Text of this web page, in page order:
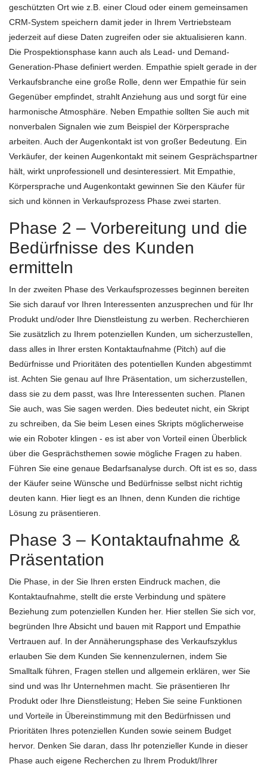
geschützten Ort wie z.B. einer Cloud oder einem gemeinsamen
CRM-System speichern damit jeder in Ihrem Vertriebsteam
jederzeit auf diese Daten zugreifen oder sie aktualisieren kann.
Die Prospektionsphase kann auch als Lead- und Demand-
Generation-Phase definiert werden. Empathie spielt gerade in der
Verkaufsbranche eine große Rolle, denn wer Empathie für sein
Gegenüber empfindet, strahlt Anziehung aus und sorgt für eine
harmonische Atmosphäre. Neben Empathie sollten Sie auch mit
nonverbalen Signalen wie zum Beispiel der Körpersprache
arbeiten. Auch der Augenkontakt ist von großer Bedeutung. Ein
Verkäufer, der keinen Augenkontakt mit seinem Gesprächspartner
hält, wirkt unprofessionell und desinteressiert. Mit Empathie,
Körpersprache und Augenkontakt gewinnen Sie den Käufer für
sich und können in Verkaufsprozess Phase zwei starten.
Phase 2 – Vorbereitung und die
Bedürfnisse des Kunden
ermitteln
In der zweiten Phase des Verkaufsprozesses beginnen bereiten
Sie sich darauf vor Ihren Interessenten anzusprechen und für Ihr
Produkt und/oder Ihre Dienstleistung zu werben. Recherchieren
Sie zusätzlich zu Ihrem potenziellen Kunden, um sicherzustellen,
dass alles in Ihrer ersten Kontaktaufnahme (Pitch) auf die
Bedürfnisse und Prioritäten des potentiellen Kunden abgestimmt
ist. Achten Sie genau auf Ihre Präsentation, um sicherzustellen,
dass sie zu dem passt, was Ihre Interessenten suchen. Planen
Sie auch, was Sie sagen werden. Dies bedeutet nicht, ein Skript
zu schreiben, da Sie beim Lesen eines Skripts möglicherweise
wie ein Roboter klingen - es ist aber von Vorteil einen Überblick
über die Gesprächsthemen sowie mögliche Fragen zu haben.
Führen Sie eine genaue Bedarfsanalyse durch. Oft ist es so, dass
der Käufer seine Wünsche und Bedürfnisse selbst nicht richtig
deuten kann. Hier liegt es an Ihnen, denn Kunden die richtige
Lösung zu präsentieren.
Phase 3 – Kontaktaufnahme &
Präsentation
Die Phase, in der Sie Ihren ersten Eindruck machen, die
Kontaktaufnahme, stellt die erste Verbindung und spätere
Beziehung zum potenziellen Kunden her. Hier stellen Sie sich vor,
begründen Ihre Absicht und bauen mit Rapport und Empathie
Vertrauen auf. In der Annäherungsphase des Verkaufszyklus
erlauben Sie dem Kunden Sie kennenzulernen, indem Sie
Smalltalk führen, Fragen stellen und allgemein erklären, wer Sie
sind und was Ihr Unternehmen macht. Sie präsentieren Ihr
Produkt oder Ihre Dienstleistung; Heben Sie seine Funktionen
und Vorteile in Übereinstimmung mit den Bedürfnissen und
Prioritäten Ihres potenziellen Kunden sowie seinem Budget
hervor. Denken Sie daran, dass Ihr potenzieller Kunde in dieser
Phase auch eigene Recherchen zu Ihrem Produkt/Ihrer